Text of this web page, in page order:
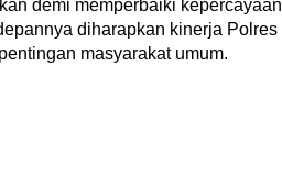
demi memperbaiki kepercayaan
diharapkan kinerja Polres
masyarakat umum.